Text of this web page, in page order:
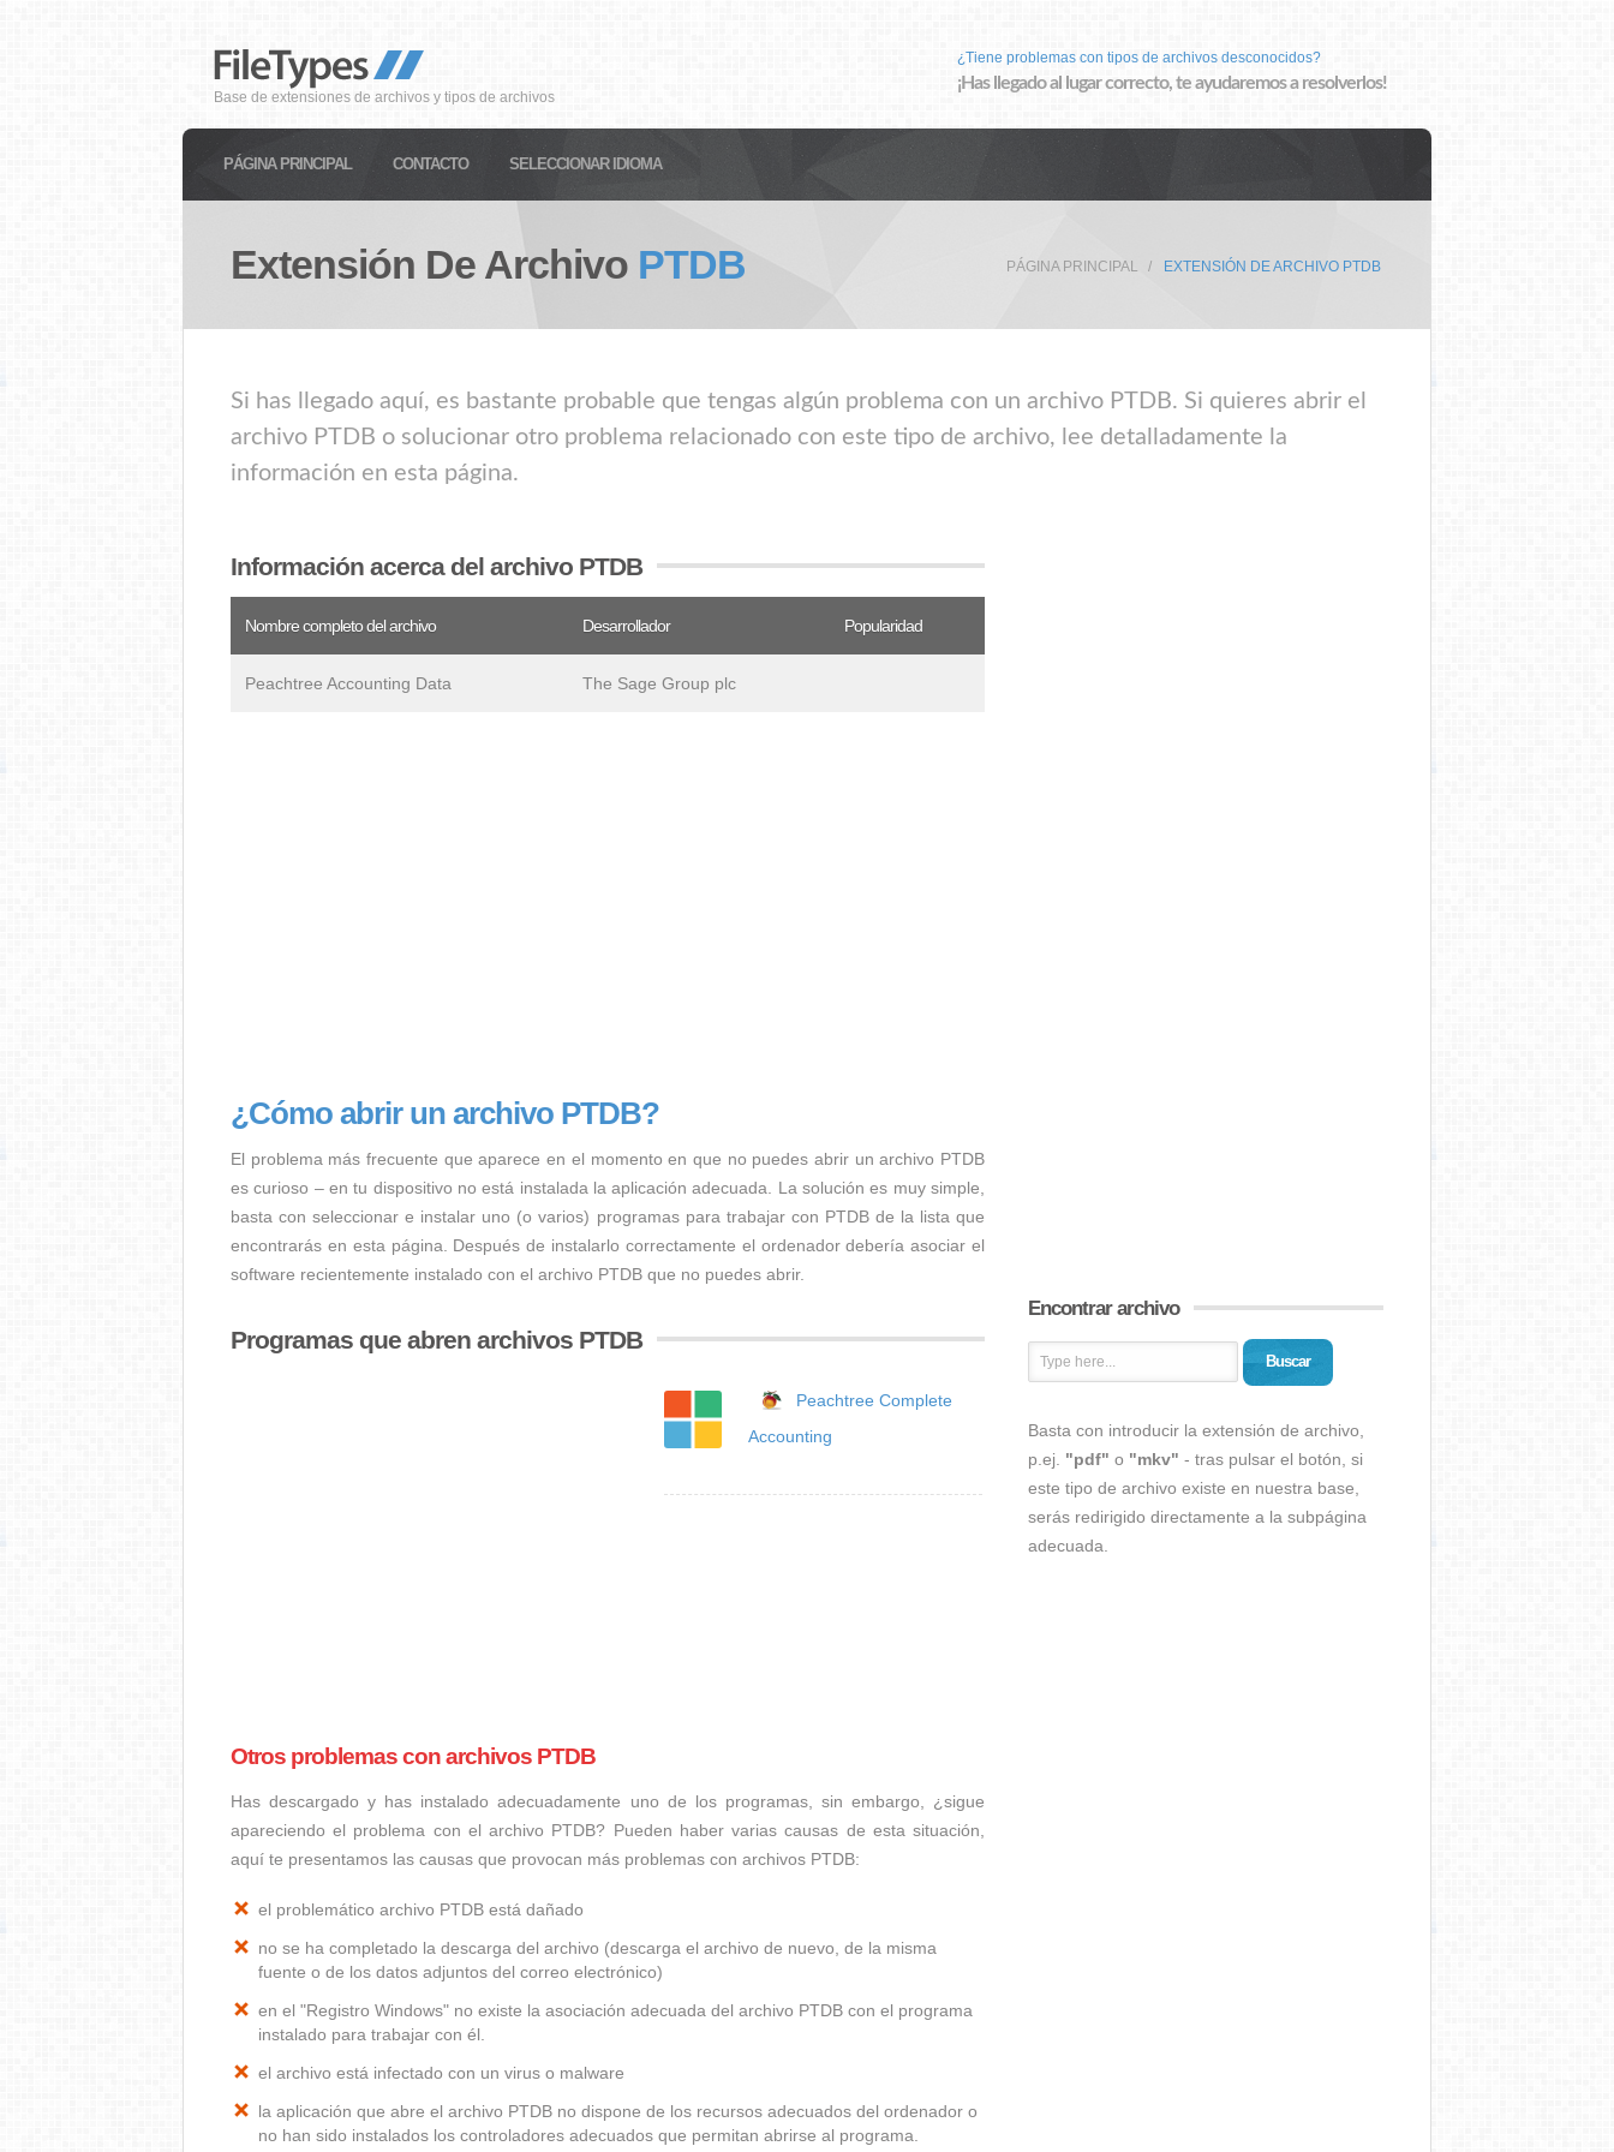
Base de extensiones de archivos y tipos de archivos
¿Tiene problemas con tipos de archivos desconocidos?
¡Has llegado al lugar correcto, te ayudaremos a resolverlos!
PÁGINA PRINCIPAL CONTACTO SELECCIONAR IDIOMA
Extensión De Archivo PTDB PÁGINA PRINCIPAL EXTENSIÓN DE ARCHIVO PTDB
Si has llegado aquí, es bastante probable que tengas algún problema con un archivo PTDB. Si quieres abrir el
archivo PTDB o solucionar otro problema relacionado con este tipo de archivo, lee detalladamente la
información en esta página.
Información acerca del archivo PTDB
Nombre completo del archivo Desarrollador Popularidad
Peachtree Accounting Data The Sage Group plc
¿Cómo abrir un archivo PTDB?
El problema más frecuente que aparece en el momento en que no puedes abrir un archivo PTDB
es curioso – en tu dispositivo no está instalada la aplicación adecuada. La solución es muy simple,
basta con seleccionar e instalar uno (o varios) programas para trabajar con PTDB de la lista que
encontrarás en esta página. Después de instalarlo correctamente el ordenador debería asociar el
software recientemente instalado con el archivo PTDB que no puedes abrir.
Programas que abren archivos PTDB
Peachtree Complete
Accounting
Otros problemas con archivos PTDB
Has descargado y has instalado adecuadamente uno de los programas, sin embargo, ¿sigue
apareciendo el problema con el archivo PTDB? Pueden haber varias causas de esta situación,
aquí te presentamos las causas que provocan más problemas con archivos PTDB:
el problemático archivo PTDB está dañado
no se ha completado la descarga del archivo (descarga el archivo de nuevo, de la misma
fuente o de los datos adjuntos del correo electrónico)
en el "Registro Windows" no existe la asociación adecuada del archivo PTDB con el programa
instalado para trabajar con él.
el archivo está infectado con un virus o malware
la aplicación que abre el archivo PTDB no dispone de los recursos adecuados del ordenador o
no han sido instalados los controladores adecuados que permitan abrirse al programa.
Encontrar archivo
Buscar
Basta con introducir la extensión de archivo,
p.ej. "pdf" o "mkv" - tras pulsar el botón, si
este tipo de archivo existe en nuestra base,
serás redirigido directamente a la subpágina
adecuada.